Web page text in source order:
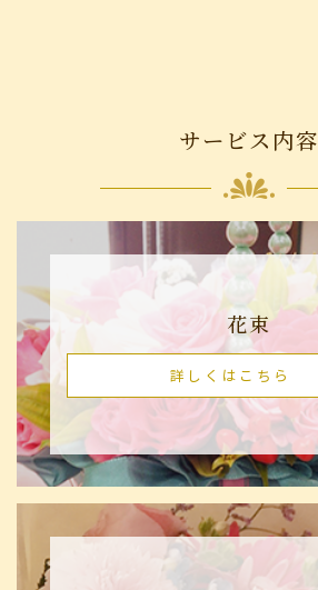
サービス内容
花束
詳しくはこちら